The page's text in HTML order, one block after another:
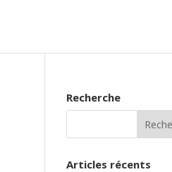
Recherche
Articles récents